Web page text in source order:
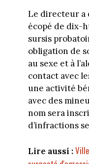
Le directeur a
écopé de dix-
sursis
obligation de
au sexe et à
contact avec
une activité
avec des
nom sera
d’infractions
Lire aussi :